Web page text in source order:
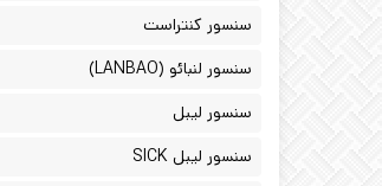
سنسور کنتراست
سنسور لنبائو (LANBAO)
سنسور لیبل
سنسور لیبل SICK